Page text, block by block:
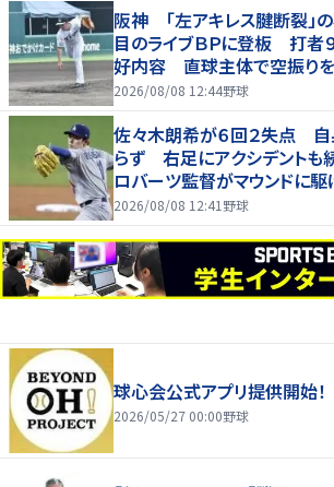
阪神 「左アキレス腱断裂」
目のライブＢＰに登板 打者
好内容 直球主体で空振り
2026/08/08 12:44野球
佐々木朗希が６回２失点 自
らず 右足にアクシデントも
ロバーツ監督がマウンドに
2026/08/08 12:41 野球
球心会公式アプリ提供開始！
2026/05/27 00:00野球